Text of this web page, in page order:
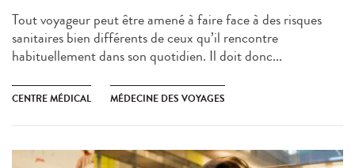
Tout voyageur peut être amené à faire face à des risques
sanitaires bien différents de ceux qu’il rencontre
habituellement dans son quotidien. Il doit donc...
CENTRE MÉDICAL MÉDECINE DES VOYAGES